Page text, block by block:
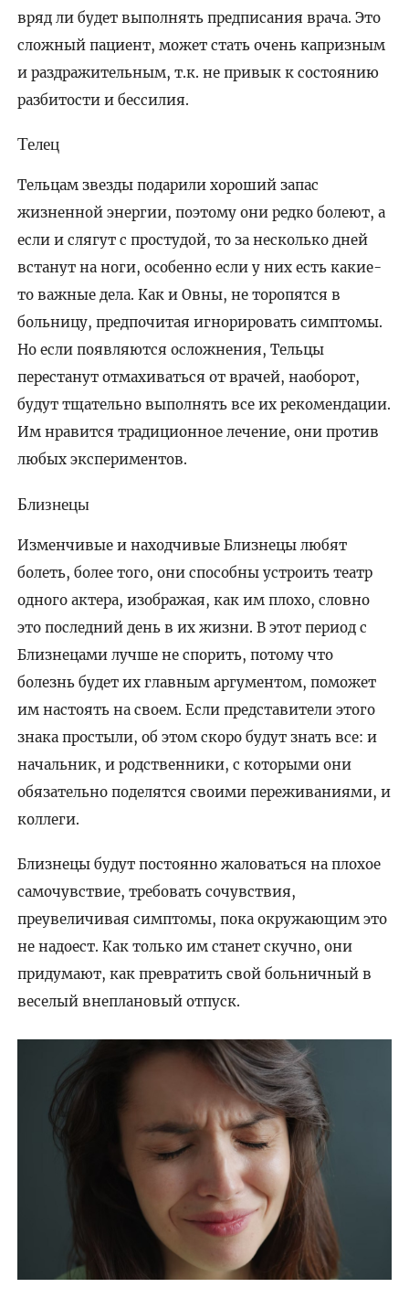
вряд ли будет выполнять предписания врача. Это
сложный пациент, может стать очень капризным
и раздражительным, т.к. не привык к состоянию
разбитости и бессилия.
Телец
Тельцам звезды подарили хороший запас
жизненной энергии, поэтому они редко болеют, а
если и слягут с простудой, то за несколько дней
встанут на ноги, особенно если у них есть какие-
то важные дела. Как и Овны, не торопятся в
больницу, предпочитая игнорировать симптомы.
Но если появляются осложнения, Тельцы
перестанут отмахиваться от врачей, наоборот,
будут тщательно выполнять все их рекомендации.
Им нравится традиционное лечение, они против
любых экспериментов.
Близнецы
Изменчивые и находчивые Близнецы любят
болеть, более того, они способны устроить театр
одного актера, изображая, как им плохо, словно
это последний день в их жизни. В этот период с
Близнецами лучше не спорить, потому что
болезнь будет их главным аргументом, поможет
им настоять на своем. Если представители этого
знака простыли, об этом скоро будут знать все: и
начальник, и родственники, с которыми они
обязательно поделятся своими переживаниями, и
коллеги.
Близнецы будут постоянно жаловаться на плохое
самочувствие, требовать сочувствия,
преувеличивая симптомы, пока окружающим это
не надоест. Как только им станет скучно, они
придумают, как превратить свой больничный в
веселый внеплановый отпуск.